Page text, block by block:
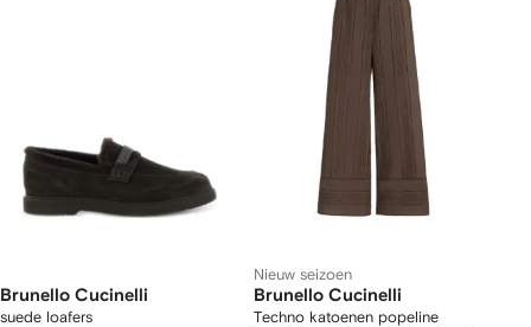
Brunello Cucinelli
suede loafers
Nieuw seizoen
Brunello Cucinelli
Techno katoenen popeline